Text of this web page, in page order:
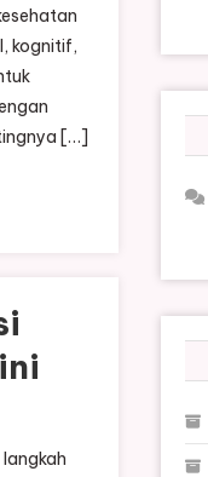
kognitif,
[…]